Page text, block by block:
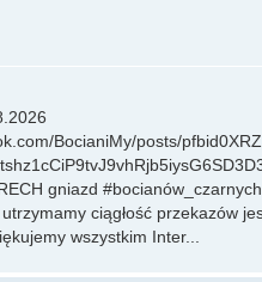
BocianiMy/posts/
gniazd
ciągłość przekazów
wszystkim Inter...